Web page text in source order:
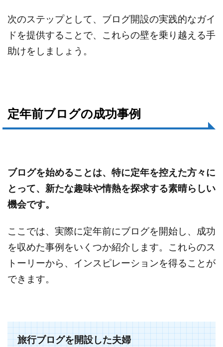
次のステップとして、ブログ開設の実践的なガイ
ドを提供することで、これらの壁を乗り越える手
助けをしましょう。
定年前ブログの成功事例
ブログを始めることは、特に定年を控えた方々に
とって、新たな趣味や情熱を探求する素晴らしい
機会です。
ここでは、実際に定年前にブログを開始し、成功
を収めた事例をいくつか紹介します。これらのス
トーリーから、インスピレーションを得ることが
できます。
旅行ブログを開設した夫婦